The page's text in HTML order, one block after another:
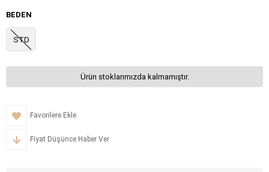
BEDEN
STD
Ürün stoklarımızda kalmamıştır.
Favorilere Ekle
Fiyat Düşünce Haber Ver